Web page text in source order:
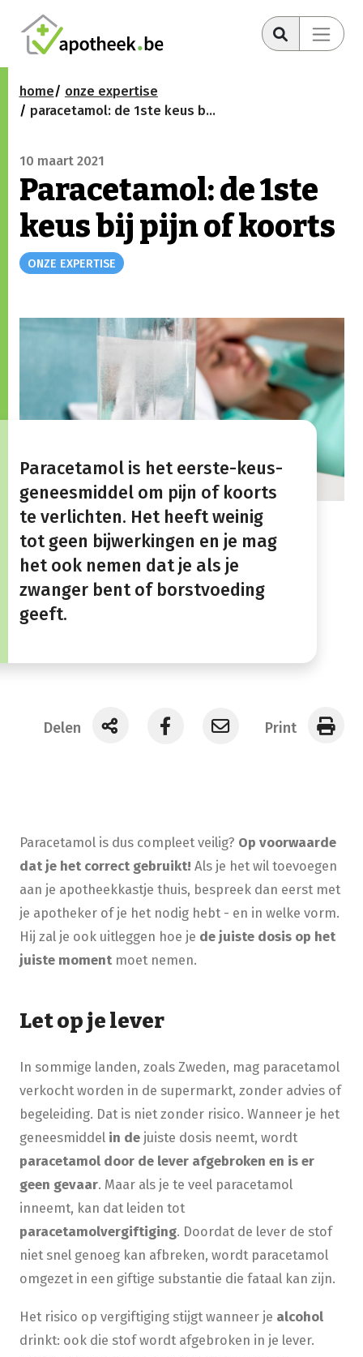
home
onze expertise
paracetamol: de 1ste keus bij pijn of koorts
10 maart 2021
Paracetamol: de 1ste
keus bij pijn of koorts
ONZE EXPERTISE
Paracetamol is het eerste-keus-
geneesmiddel om pijn of koorts
te verlichten. Het heeft weinig
tot geen bijwerkingen en je mag
het ook nemen dat je als je
zwanger bent of borstvoeding
geeft.
Delen Print
Paracetamol is dus compleet veilig? Op voorwaarde
dat je het correct gebruikt! Als je het wil toevoegen
aan je apotheekkastje thuis, bespreek dan eerst met
je apotheker of je het nodig hebt - en in welke vorm.
Hij zal je ook uitleggen hoe je de juiste dosis op het
juiste momentmoet nemen.
Let op je lever
In sommige landen, zoals Zweden, mag paracetamol
verkocht worden in de supermarkt, zonder advies of
begeleiding. Dat is niet zonder risico. Wanneer je het
geneesmiddelin de juiste dosis neemt, wordt
paracetamol door de lever afgebroken en is er
geen gevaar. Maar als je te veel paracetamol
inneemt, kan dat leiden tot
paracetamolvergiftiging. Doordat de lever de stof
niet snel genoeg kan afbreken, wordt paracetamol
omgezet in een giftige substantie die fataal kan zijn.
Het risico op vergiftiging stijgt wanneer je alcohol
drinkt: ook die stof wordt afgebroken in je lever.